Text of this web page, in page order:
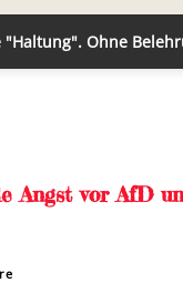
Ohne
Angst vor AfD